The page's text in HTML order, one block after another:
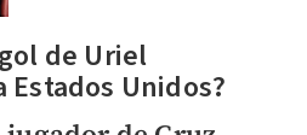
de Uriel
Unidos?